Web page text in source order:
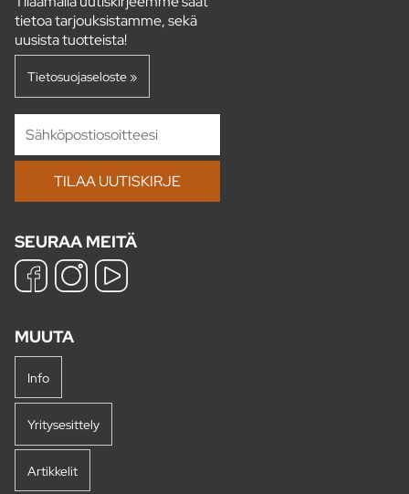
tietoa tarjouksistamme, sekä
uusista tuotteista!
Tietosuojaseloste »
SEURAA MEITÄ
MUUTA
Info
Yritysesittely
Artikkelit